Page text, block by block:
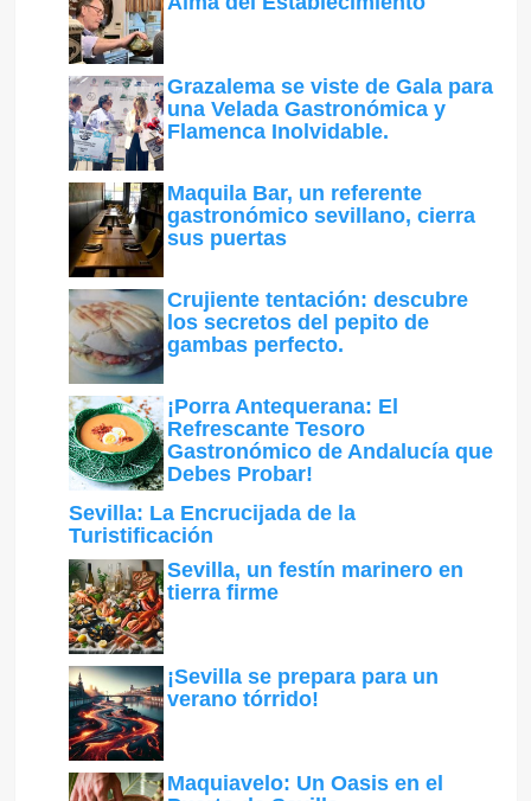
Grazalema se viste de Gala para
una Velada Gastronómica y
Flamenca Inolvidable.
Maquila Bar, un referente
gastronómico sevillano, cierra
sus puertas
Crujiente tentación: descubre
los secretos del pepito de
gambas perfecto.
¡Porra Antequerana: El
Refrescante Tesoro
Gastronómico de Andalucía que
Debes Probar!
Sevilla: La Encrucijada de la
Turistificación
Sevilla, un festín marinero en
tierra firme
¡Sevilla se prepara para un
verano tórrido!
Maquiavelo: Un Oasis en el